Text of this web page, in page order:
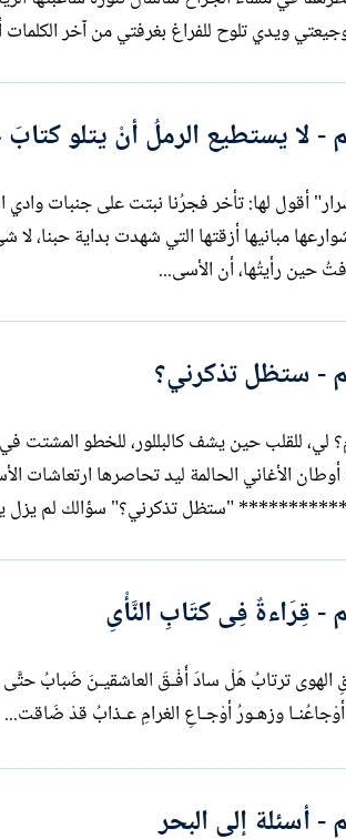
وجيعتي ويدي تلوح للفراغ بغرفتي من آخر
لا يستطيع الرملُ أنْ يتلو كتابَ
"إلى بشرى أبو شرار" أقول لها: تأخر فجرُنا نبتت على
مبانيها أزقتها التي شهدت بداية
حين رأيتُها، أن الأسى...
- ستظل تذكرني؟
لي، للقلب حين يشف كالبللور، للخطو المشتت في
الأغاني الحالمة ليد تحاصرها ارتعاشات
"ستظل تذكرني؟" سؤالك لم يزل
قِرَاءةٌ فِى كتَابِ النَّأْىِ
عـذابُ قدْ ضَاقت...
أسئلة إلى البحر